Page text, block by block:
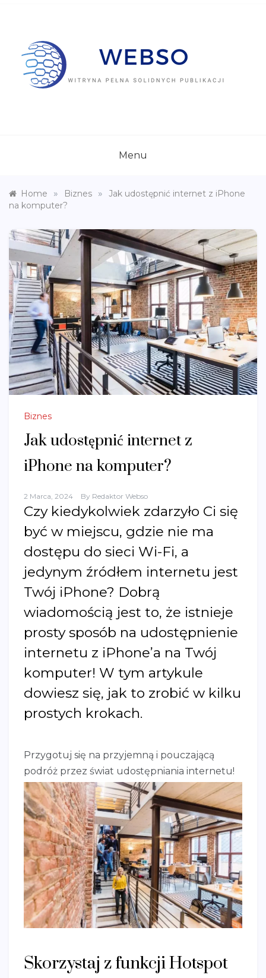
Menu
Home » Biznes »
Jak udostępnić internet z iPhone
na komputer?
Biznes
Jak udostępnić internet z
iPhone na komputer?
2 Marca, 2024 By Redaktor Webso
Czy kiedykolwiek zdarzyło Ci się
być w miejscu, gdzie nie ma
dostępu do sieci Wi-Fi, a
jedynym źródłem internetu jest
Twój iPhone? Dobrą
wiadomością jest to, że istnieje
prosty sposób na udostępnienie
internetu z iPhone’a na Twój
komputer! W tym artykule
dowiesz się, jak to zrobić w kilku
prostych krokach.
Przygotuj się na przyjemną i pouczającą
podróż przez świat udostępniania internetu!
Skorzystaj z funkcji Hotspot